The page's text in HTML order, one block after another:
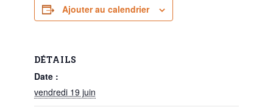
Ajouter au calendrier
DÉTAILS
Date :
vendredi 19 juin